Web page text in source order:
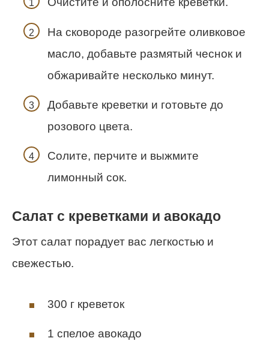
На сковороде разогрейте оливковое
масло, добавьте размятый чеснок и
обжаривайте несколько минут.
Добавьте креветки и готовьте до
розового цвета.
Солите, перчите и выжмите
лимонный сок.
Салат с креветками и авокадо
Этот салат порадует вас легкостью и
свежестью.
300 г креветок
1 спелое авокадо